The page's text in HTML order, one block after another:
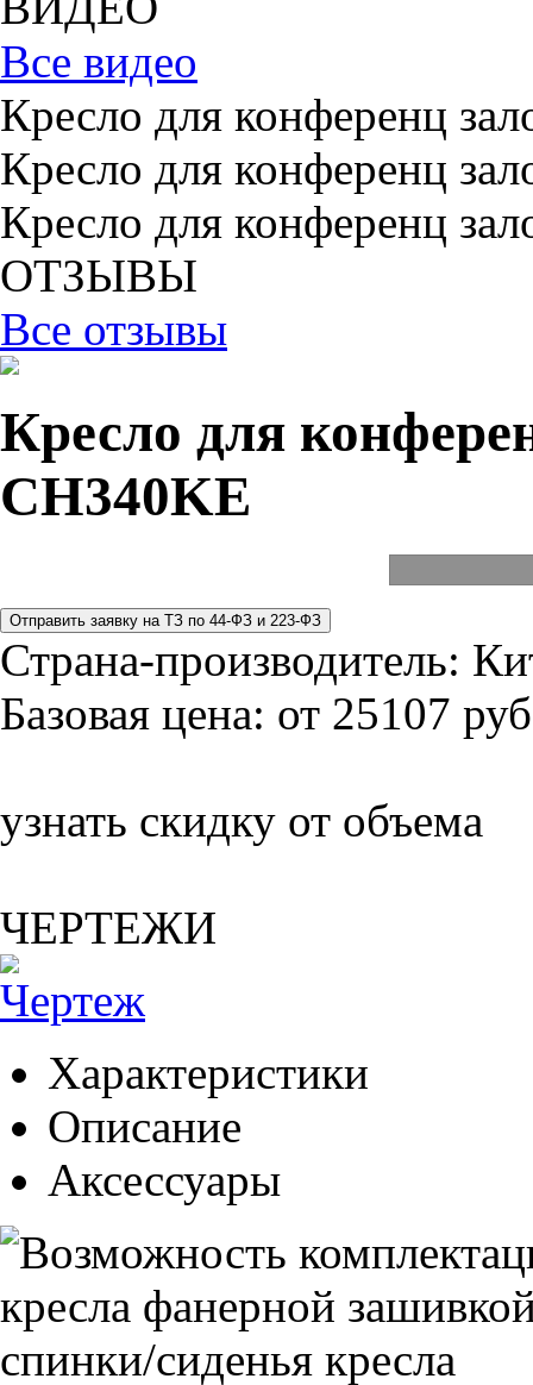
Все видео
Кресло для конференц
Кресло для конференц
Кресло для конференц
ОТЗЫВЫ
Все отзывы
Кресло для
CH340KE
Страна-производитель:
Базовая цена: от 25107
узнать скидку от объема
ЧЕРТЕЖИ
Характеристики
Описание
Аксессуары